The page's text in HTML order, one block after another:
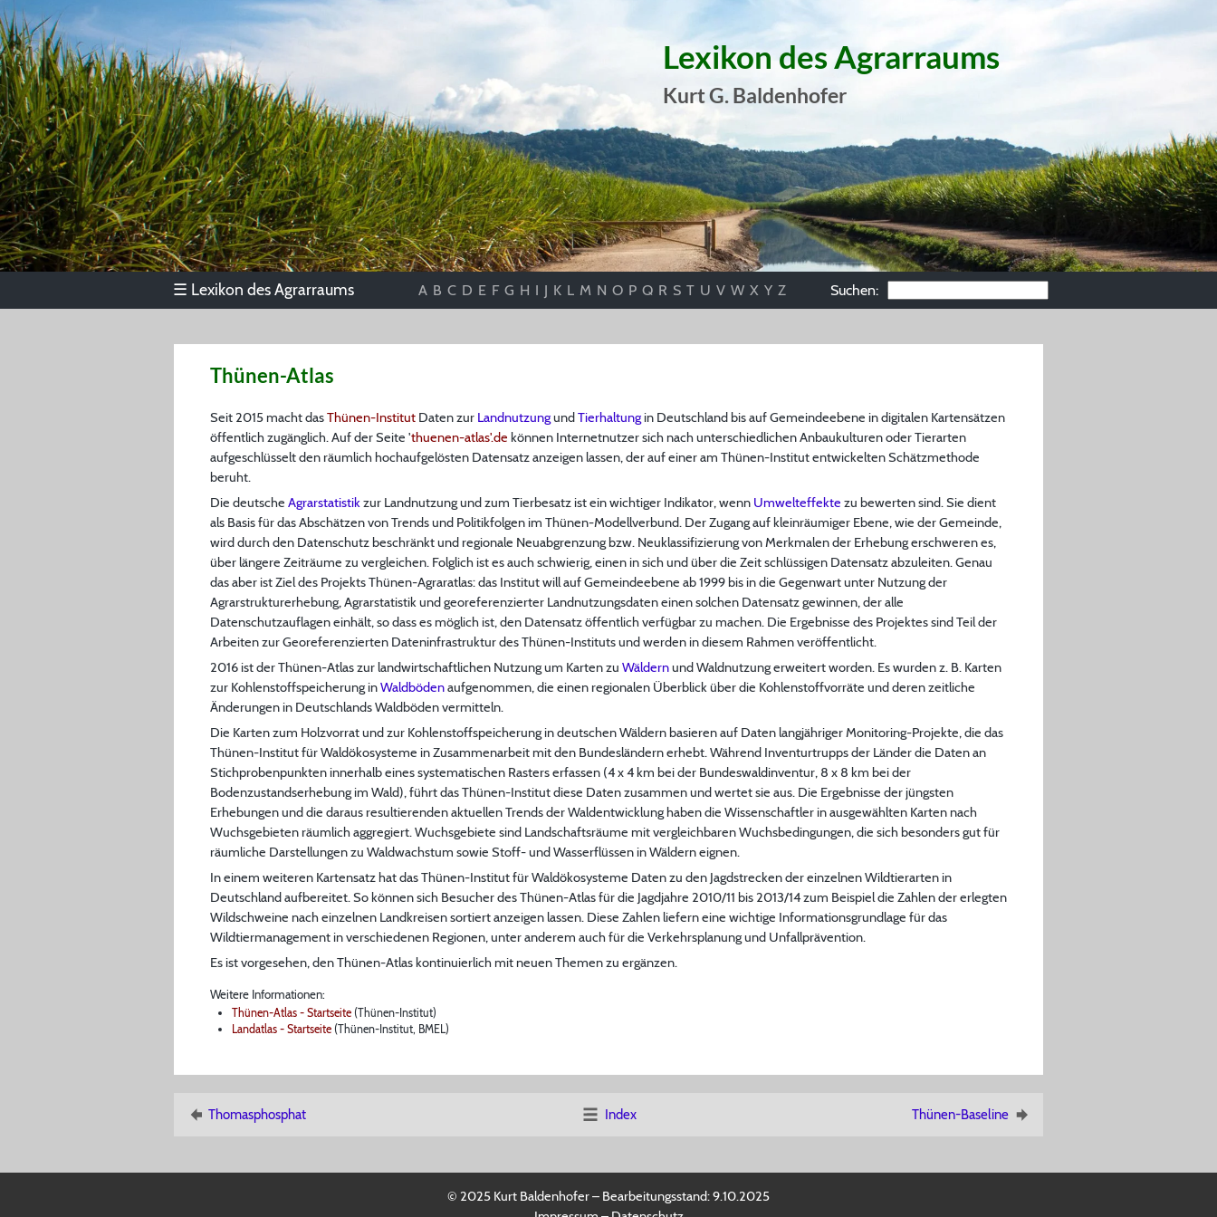
Lexikon des Agrarraums
Kurt G. Baldenhofer
☰ Lexikon des Agrarraums A B C D E F G H I J K L M N O P Q R S T U V W X Y Z Suchen:
Thünen-Atlas
Seit 2015 macht dasThünen-Institut Daten zur LandnutzungundTierhaltungin Deutschland bis auf Gemeindeebene in digitalen Kartensätzen
öffentlich zugänglich. Auf der Seite 'thuenen-atlas'.de können Internetnutzer sich nach unterschiedlichen Anbaukulturen oder Tierarten
aufgeschlüsselt den räumlich hochaufgelösten Datensatz anzeigen lassen, der auf einer am Thünen-Institut entwickelten Schätzmethode
beruht.
Die deutsche Agrarstatistikzur Landnutzung und zum Tierbesatz ist ein wichtiger Indikator, wenn Umwelteffekte zu bewerten sind. Sie dient
als Basis für das Abschätzen von Trends und Politikfolgen im Thünen-Modellverbund. Der Zugang auf kleinräumiger Ebene, wie der Gemeinde,
wird durch den Datenschutz beschränkt und regionale Neuabgrenzung bzw. Neuklassifizierung von Merkmalen der Erhebung erschweren es,
über längere Zeiträume zu vergleichen. Folglich ist es auch schwierig, einen in sich und über die Zeit schlüssigen Datensatz abzuleiten. Genau
das aber ist Ziel des Projekts Thünen-Agraratlas: das Institut will auf Gemeindeebene ab 1999 bis in die Gegenwart unter Nutzung der
Agrarstrukturerhebung, Agrarstatistik und georeferenzierter Landnutzungsdaten einen solchen Datensatz gewinnen, der alle
Datenschutzauflagen einhält, so dass es möglich ist, den Datensatz öffentlich verfügbar zu machen. Die Ergebnisse des Projektes sind Teil der
Arbeiten zur Georeferenzierten Dateninfrastruktur des Thünen-Instituts und werden in diesem Rahmen veröffentlicht.
2016 ist der Thünen-Atlas zur landwirtschaftlichen Nutzung um Karten zu Wäldernund Waldnutzung erweitert worden. Es wurden z. B. Karten
zur Kohlenstoffspeicherung inWaldbödenaufgenommen, die einen regionalen Überblick über die Kohlenstoffvorräte und deren zeitliche
Änderungen in Deutschlands Waldböden vermitteln.
Die Karten zum Holzvorrat und zur Kohlenstoffspeicherung in deutschen Wäldern basieren auf Daten langjähriger Monitoring-Projekte, die das
Thünen-Institut für Waldökosysteme in Zusammenarbeit mit den Bundesländern erhebt. Während Inventurtrupps der Länder die Daten an
Stichprobenpunkten innerhalb eines systematischen Rasters erfassen (4 x 4 km bei der Bundeswaldinventur, 8 x 8 km bei der
Bodenzustandserhebung im Wald), führt das Thünen-Institut diese Daten zusammen und wertet sie aus. Die Ergebnisse der jüngsten
Erhebungen und die daraus resultierenden aktuellen Trends der Waldentwicklung haben die Wissenschaftler in ausgewählten Karten nach
Wuchsgebieten räumlich aggregiert. Wuchsgebiete sind Landschaftsräume mit vergleichbaren Wuchsbedingungen, die sich besonders gut für
räumliche Darstellungen zu Waldwachstum sowie Stoff- und Wasserflüssen in Wäldern eignen.
In einem weiteren Kartensatz hat das Thünen-Institut für Waldökosysteme Daten zu den Jagdstrecken der einzelnen Wildtierarten in
Deutschland aufbereitet. So können sich Besucher des Thünen-Atlas für die Jagdjahre 2010/11 bis 2013/14 zum Beispiel die Zahlen der erlegten
Wildschweine nach einzelnen Landkreisen sortiert anzeigen lassen. Diese Zahlen liefern eine wichtige Informationsgrundlage für das
Wildtiermanagement in verschiedenen Regionen, unter anderem auch für die Verkehrsplanung und Unfallprävention.
Es ist vorgesehen, den Thünen-Atlas kontinuierlich mit neuen Themen zu ergänzen.
Weitere Informationen:
Thünen-Atlas - Startseite (Thünen-Institut)
Landatlas - Startseite (Thünen-Institut, BMEL)
Thomasphosphat Index Thünen-Baseline
© 2025 Kurt Baldenhofer – Bearbeitungsstand:9.10.2025